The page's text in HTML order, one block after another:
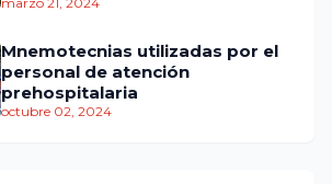
Mnemotecnias utilizadas por el
personal de atención
prehospitalaria
octubre 02, 2024